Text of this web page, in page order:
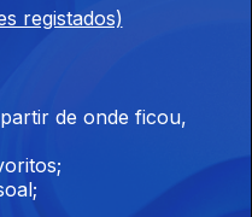
registados)
de onde ficou,